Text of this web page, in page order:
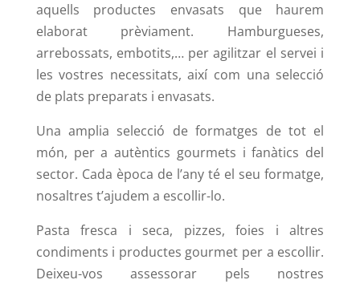
aquells productes envasats que haurem
elaborat prèviament. Hamburgueses,
arrebossats, embotits,… per agilitzar el servei i
les vostres necessitats, així com una selecció
de plats preparats i envasats.
Una amplia selecció de formatges de tot el
món, per a autèntics gourmets i fanàtics del
sector. Cada època de l’any té el seu formatge,
nosaltres t’ajudem a escollir-lo.
Pasta fresca i seca, pizzes, foies i altres
condiments i productes gourmet per a escollir.
Deixeu-vos assessorar pels nostres